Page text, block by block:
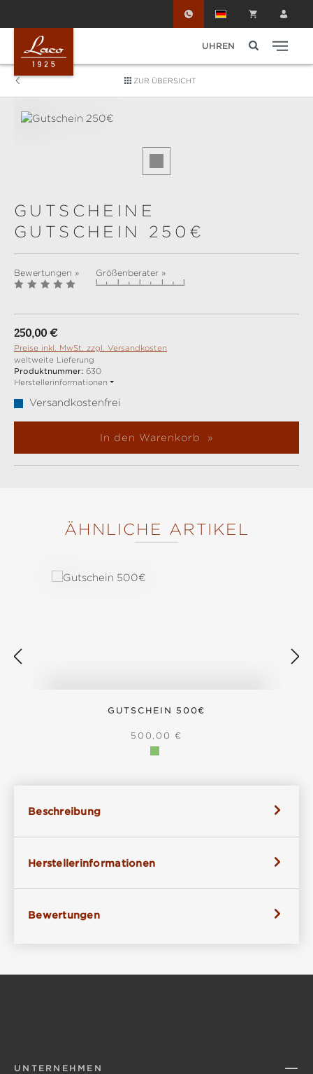
UHREN
ZUR ÜBERSICHT
GUTSCHEINE
GUTSCHEIN 250€
Bewertungen » Größenberater »
Regulärer Preis:
250,00 €
Preise inkl. MwSt. zzgl. Versandkosten
weltweite Lieferung
Produktnummer: 630
Herstellerinformationen
Versandkostenfrei
In den Warenkorb
ÄHNLICHE ARTIKEL
GUTSCHEIN 500€
REGULÄRER PREIS:
500,00 €
Beschreibung
Herstellerinformationen
Bewertungen
UNTERNEHMEN